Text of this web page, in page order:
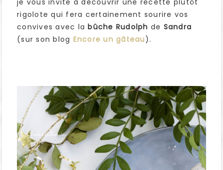
rigolote qui fera certainement sourire vos
convives avec labûche Rudolph de Sandra
(sur son blog Encore un gâteau).